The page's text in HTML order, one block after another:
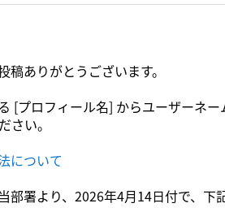
ありがとうございます。
[プロフィール名] からユーザーネー
さい。
について
署より、2026年4月14日付で、下